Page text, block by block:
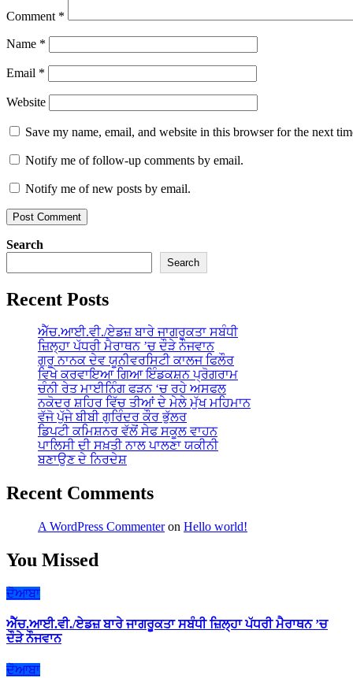
Comment *
Name *
Email *
Website
Save my name, email, and website in this browser for the next
Notify me of follow-up comments by email.
Notify me of new posts by email.
Search
Search
Recent Posts
ਐੱਚ.ਆਈ.ਵੀ./ਏਡਜ਼ ਬਾਰੇ ਜਾਗਰੂਕਤਾ ਸਬੰਧੀ
ਜ਼ਿਲ੍ਹਾ ਪੱਧਰੀ ਮੈਰਾਥਨ ’ਚ ਦੌੜੇ ਨੌਜਵਾਨ
ਗੁਰੂ ਨਾਨਕ ਦੇਵ ਯੂਨੀਵਰਸਿਟੀ ਕਾਲਜ ਫਿਲੌਰ
ਵਿਖੇ ਕਰਵਾਇਆ ਗਿਆ ਇੰਡਕਸ਼ਨ ਪ੍ਰੋਗਰਾਮ
ਚੰਨੀ ਰੇਤ ਮਾਈਨਿੰਗ ਫੜਨ ‘ਚ ਰਹੇ ਅਸਫਲ
ਨਕੋਦਰ ਸ਼ਹਿਰ ਵਿੱਚ ਤੀਆਂ ਦੇ ਮੇਲੇ ਮੁੱਖ ਮਹਿਮਾਨ
ਵੱਜੋ ਪੁੱਜੇ ਬੀਬੀ ਗੁਰਿੰਦਰ ਕੌਰ ਭੁੱਲਰ
ਡਿਪਟੀ ਕਮਿਸ਼ਨਰ ਵੱਲੋਂ ਸੇਫ ਸਕੂਲ ਵਾਹਨ
ਪਾਲਿਸੀ ਦੀ ਸਖ਼ਤੀ ਨਾਲ ਪਾਲਣਾ ਯਕੀਨੀ
ਬਣਾਉਣ ਦੇ ਨਿਰਦੇਸ਼
Recent Comments
A WordPress Commenteron Hello world!
You Missed
ਦੋਆਬਾ
ਐੱਚ.ਆਈ.ਵੀ./ਏਡਜ਼ ਬਾਰੇ ਜਾਗਰੂਕਤਾ ਸਬੰਧੀ ਜ਼ਿਲ੍ਹਾ ਪੱਧਰੀ ਮੈਰਾਥਨ ’ਚ
ਦੌੜੇ ਨੌਜਵਾਨ
ਦੋਆਬਾ